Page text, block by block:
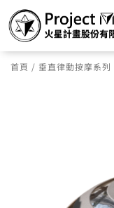
首頁 / 垂直律動按摩系列